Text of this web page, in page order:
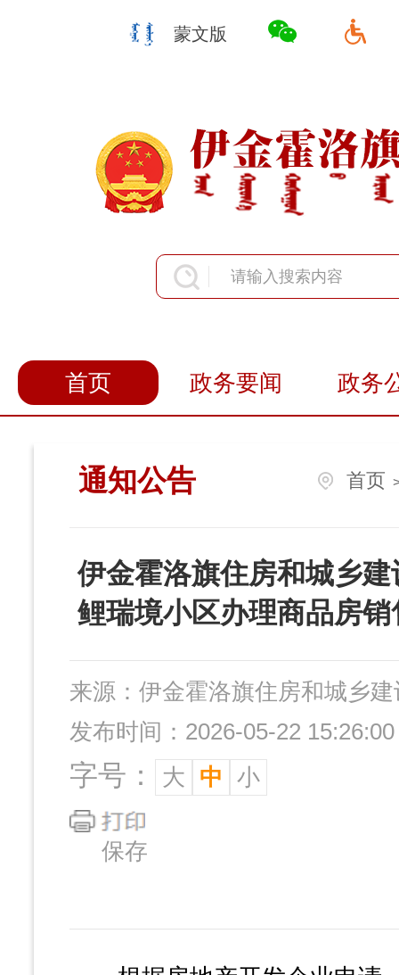
蒙文版
首页 政务要闻
政务
通知公告 首页
伊金霍洛旗住房和城乡
鲤瑞境小区办理商品房
来源： 伊金霍洛旗住房和城乡建
发布时间：2026-05-22 15:26:00
字号： 大 中 小
保存